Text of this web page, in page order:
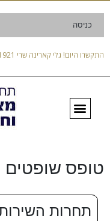
כניסה
התקשרו היום! גלי קארינה שרי 03-6711921 | gali@hamil.co.il
טופס שופטים